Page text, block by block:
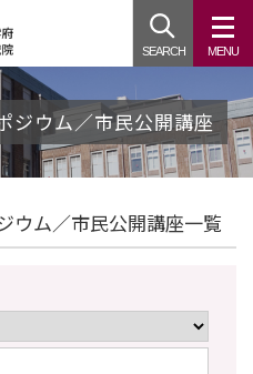
SEARCH
ジウム／市民公開講座
ウム／市民公開講座一覧
MENU